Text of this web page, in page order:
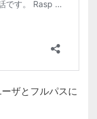
ザとフルパスに